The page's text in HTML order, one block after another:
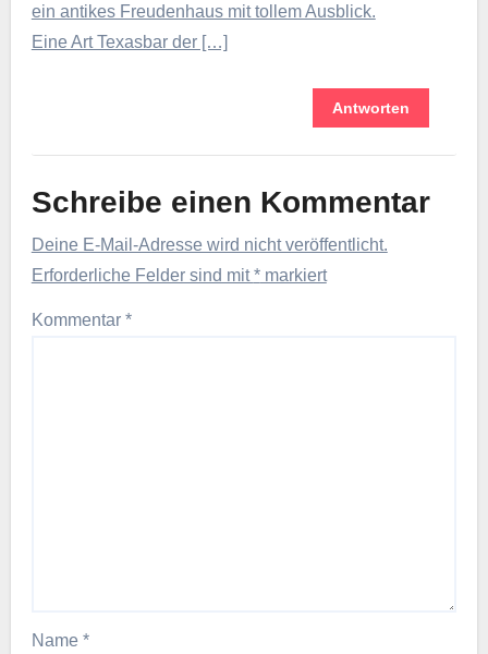
ein antikes Freudenhaus mit tollem Ausblick.
Eine Art Texasbar der […]
Antworten
Schreibe einen Kommentar
Deine E-Mail-Adresse wird nicht veröffentlicht.
Erforderliche Felder sind mit*markiert
Kommentar *
Name *